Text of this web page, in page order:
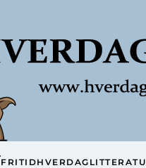
FRITIDHVERDAG